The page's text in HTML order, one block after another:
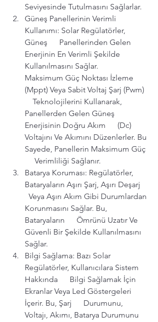
Seviyesinde Tutulmasını Sağlarlar.
Güneş Panellerinin Verimli
Kullanımı: Solar Regülatörler,
Güneş      Panellerinden Gelen
Enerjinin En Verimli Şekilde
Kullanılmasını Sağlar.
Maksimum Güç Noktası İzleme
(Mppt) Veya Sabit Voltaj Şarj (Pwm)
    Teknolojilerini Kullanarak,
Panellerden Gelen Güneş
Enerjisinin Doğru Akım      (Dc)
Voltajını Ve Akımını Düzenlerler. Bu
Sayede, Panellerin Maksimum Güç
     Verimliliği Sağlanır.
Batarya Koruması: Regülatörler,
Bataryaların Aşırı Şarj, Aşırı Deşarj
  Veya Aşırı Akım Gibi Durumlardan
Korunmasını Sağlar. Bu,
Bataryaların      Ömrünü Uzatır Ve
Güvenli Bir Şekilde Kullanılmasını
Sağlar.
Bilgi Sağlama: Bazı Solar
Regülatörler, Kullanıcılara Sistem
Hakkında      Bilgi Sağlamak İçin
Ekranlar Veya Led Göstergeleri
İçerir. Bu, Şarj      Durumunu,
Voltajı, Akımı, Batarya Durumunu